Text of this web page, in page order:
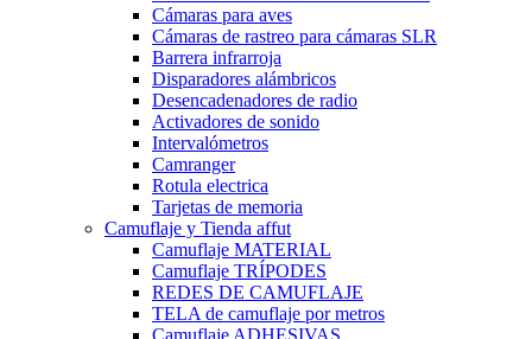
Cámaras para aves
Cámaras de rastreo para cámaras SLR
Barrera infrarroja
Disparadores alámbricos
Desencadenadores de radio
Activadores de sonido
Intervalómetros
Camranger
Rotula electrica
Tarjetas de memoria
Camuflaje y Tienda affut
Camuflaje MATERIAL
Camuflaje TRÍPODES
REDES DE CAMUFLAJE
TELA de camuflaje por metros
Camuflaje ADHESIVAS